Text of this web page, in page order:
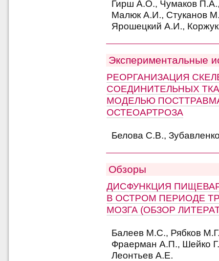
Гирш А.О., Чумаков
Малюк А.И., Стуканов
Ярошецкий А.И.,
Экспериментальные
РЕОРГАНИЗАЦИЯ
СОЕДИНИТЕЛЬНЫХ
МОДЕЛЬЮ
ОСТЕОАРТРОЗА
Белова С.В.,
Обзоры
ДИСФУНКЦИЯ
В ОСТРОМ ПЕРИОДЕ
МОЗГА (ОБЗОР
Балеев М.С., Рябков
Фраерман А.П., Шейко
Леонтьев А.Е.